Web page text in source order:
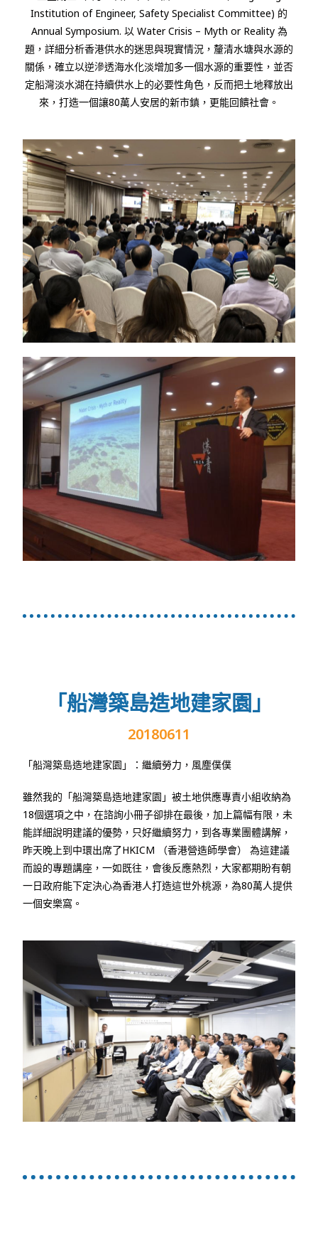
Institution of Engineer, Safety Specialist Committee) 的
Annual Symposium. 以 Water Crisis – Myth or Reality 為
題，詳細分析香港供水的迷思與現實情況，釐清水塘與水源的
關係，確立以逆滲透海水化淡增加多一個水源的重要性，並否
定船灣淡水湖在持續供水上的必要性角色，反而把土地釋放出
來，打造一個讓80萬人安居的新市鎮，更能回饋社會。
「船灣築島造地建家園」
20180611
「船灣築島造地建家園」：繼續勞力，風塵僕僕
雖然我的「船灣築島造地建家園」被土地供應專責小組收納為
18個選項之中，在諮詢小冊子卻排在最後，加上篇幅有限，未
能詳細說明建議的優勢，只好繼續努力，到各專業團體講解，
昨天晚上到中環出席了HKICM （香港營造師學會）
為這建議
而設的專題講座，一如既往，會後反應熱烈，大家都期盼有朝
一日政府能下定決心為香港人打造這世外桃源，為80萬人提供
一個安樂窩。